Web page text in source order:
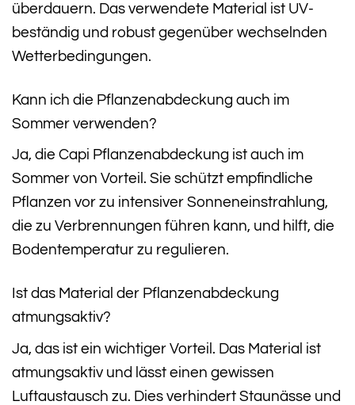
überdauern. Das verwendete Material ist UV-
beständig und robust gegenüber wechselnden
Wetterbedingungen.
Kann ich die Pflanzenabdeckung auch im
Sommer verwenden?
Ja, die Capi Pflanzenabdeckung ist auch im
Sommer von Vorteil. Sie schützt empfindliche
Pflanzen vor zu intensiver Sonneneinstrahlung,
die zu Verbrennungen führen kann, und hilft, die
Bodentemperatur zu regulieren.
Ist das Material der Pflanzenabdeckung
atmungsaktiv?
Ja, das ist ein wichtiger Vorteil. Das Material ist
atmungsaktiv und lässt einen gewissen
Luftaustausch zu. Dies verhindert Staunässe und